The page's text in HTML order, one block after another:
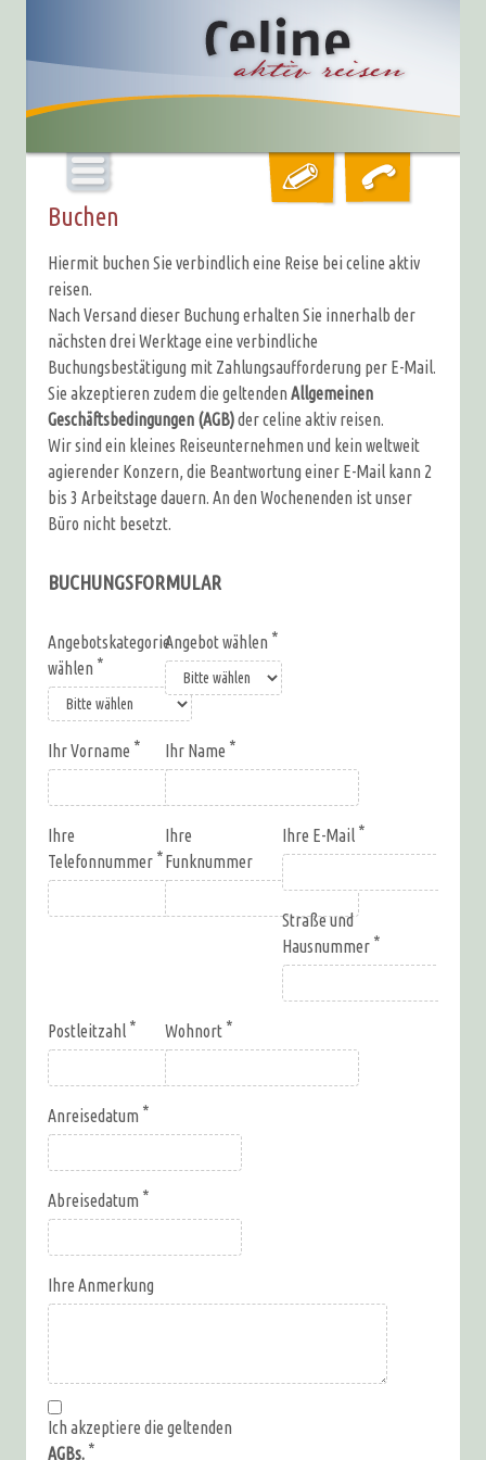
Buchen
Hiermit buchen Sie verbindlich eine Reise bei celine aktiv
reisen.
Nach Versand dieser Buchung erhalten Sie innerhalb der
nächsten drei Werktage eine verbindliche
Buchungsbestätigung mit Zahlungsaufforderung per E-Mail.
Sie akzeptieren zudem die geltenden Allgemeinen
Geschäftsbedingungen (AGB)der celine aktiv reisen.
Wir sind ein kleines Reiseunternehmen und kein weltweit
agierender Konzern, die Beantwortung einer E-Mail kann 2
bis 3 Arbeitstage dauern. An den Wochenenden ist unser
Büro nicht besetzt.
BUCHUNGSFORMULAR
Angebotskategorie
wählen
Angebot wählen
Ihr Vorname Ihr Name
Ihre
Telefonnummer
Ihre
Funknummer
Ihre E-Mail
Straße und
Hausnummer
Postleitzahl Wohnort
Anreisedatum
Abreisedatum
Ihre Anmerkung
Ich akzeptiere die geltenden
AGBs.